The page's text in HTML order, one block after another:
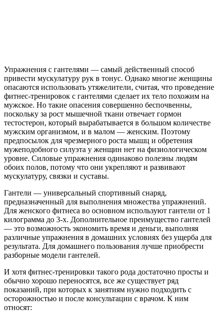
Упражнения с гантелями — самый действенный способ
привести мускулатуру рук в тонус. Однако многие женщины
опасаются использовать утяжелители, считая, что проведение
фитнес-тренировок с гантелями сделает их тело похожим на
мужское. Но такие опасения совершенно беспочвенны,
поскольку за рост мышечной ткани отвечает гормон
тестостерон, который вырабатывается в большом количестве
мужским организмом, и в малом — женским. Поэтому
предпосылок для чрезмерного роста мышц и обретения
мужеподобного силуэта у женщин нет на физиологическом
уровне. Силовые упражнения одинаково полезны людям
обоих полов, потому что они укрепляют и развивают
мускулатуру, связки и суставы.
Гантели — универсальный спортивный снаряд,
предназначенный для выполнения множества упражнений.
Для женского фитнеса во основном используют гантели от 1
килограмма до 3-х. Дополнительное преимущество гантелей
— это возможность экономить время и деньги, выполняя
различные упражнения в домашних условиях без ущерба для
результата. Для домашнего пользования лучше приобрести
разборные модели гантелей.
И хотя фитнес-тренировки такого рода достаточно просты и
обычно хорошо переносятся, все же существует ряд
показаний, при которых к занятиям нужно подходить с
осторожностью и после консультации с врачом. К ним
относят: